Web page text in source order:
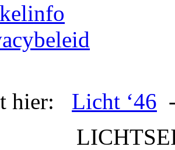
hier: Licht ‘46